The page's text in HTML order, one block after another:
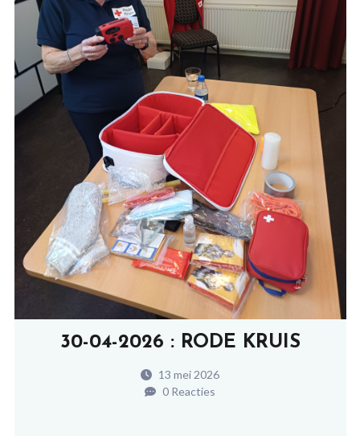
30-04-2026 : RODE KRUIS
13 mei 2026
0 Reacties